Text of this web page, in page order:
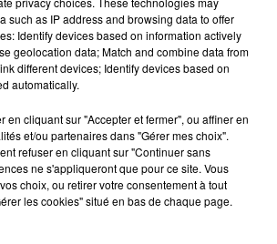
anniv290823.mp3
such as IP address and browsing data to offer
Identify devices based on information actively
geolocation data; Match and combine data from
different devices; Identify devices based on
automatically.
en cliquant sur "Accepter et fermer", ou affiner en
et/ou partenaires dans "Gérer mes choix".
refuser en cliquant sur "Continuer sans
ne s'appliqueront que pour ce site. Vous
choix, ou retirer votre consentement à tout
les cookies" situé en bas de chaque page.